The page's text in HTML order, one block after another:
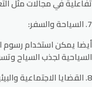
تفاعلية في مجالات مثل
7. السياحة والسفر:
أيضا يمكن استخدام رسوم
السياحية لجذب السياح
8. القضايا الاجتماعية والبيئية: